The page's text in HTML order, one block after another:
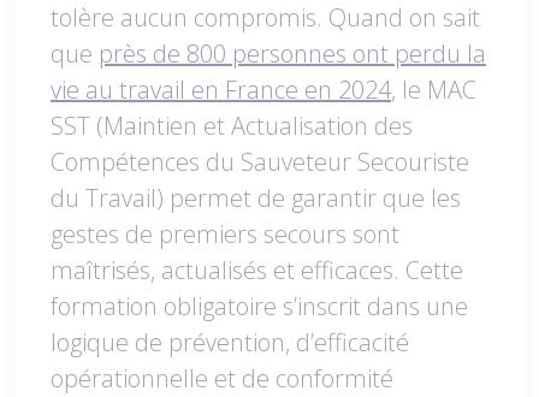
tolère aucun compromis. Quand on sait
que près de 800 personnes ont perdu la
vie au travail en France en 2024, le MAC
SST (Maintien et Actualisation des
Compétences du Sauveteur Secouriste
du Travail) permet de garantir que les
gestes de premiers secours sont
maîtrisés, actualisés et efficaces. Cette
formation obligatoire s’inscrit dans une
logique de prévention, d’efficacité
opérationnelle et de conformité